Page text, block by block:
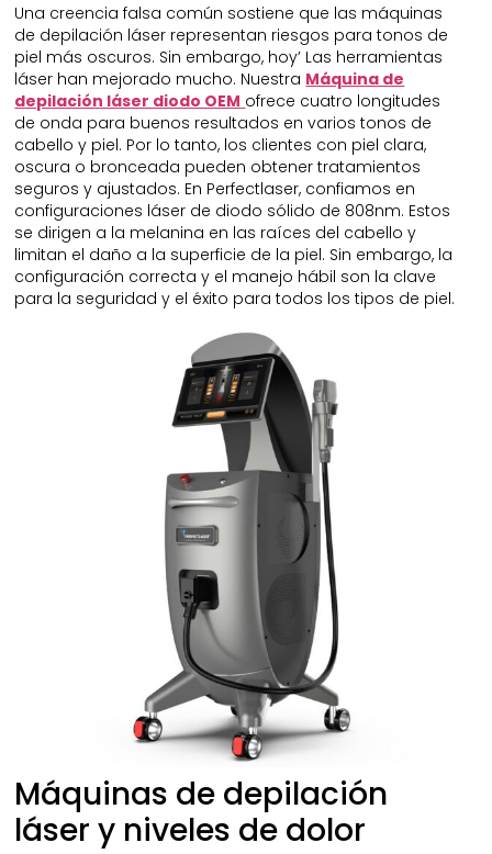
Una creencia falsa común sostiene que las máquinas
de depilación láser representan riesgos para tonos de
piel más oscuros. Sin embargo, hoy’ Las herramientas
láser han mejorado mucho. Nuestra Máquina de
depilación láser diodo OEM ofrece cuatro longitudes
de onda para buenos resultados en varios tonos de
cabello y piel. Por lo tanto, los clientes con piel clara,
oscura o bronceada pueden obtener tratamientos
seguros y ajustados. En Perfectlaser, confiamos en
configuraciones láser de diodo sólido de 808nm. Estos
se dirigen a la melanina en las raíces del cabello y
limitan el daño a la superficie de la piel. Sin embargo, la
configuración correcta y el manejo hábil son la clave
para la seguridad y el éxito para todos los tipos de piel.
Máquinas de depilación
láser y niveles de dolor